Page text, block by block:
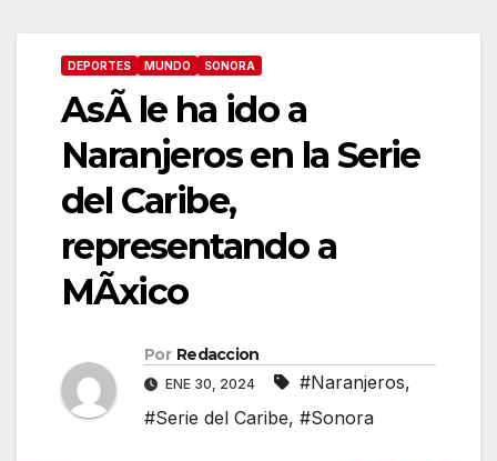
DEPORTES MUNDO SONORA
AsÃ le ha ido a
Naranjeros en la Serie
del Caribe,
representando a
MÃxico
Por Redaccion
ENE 30, 2024 #Naranjeros,
#Serie del Caribe, #Sonora